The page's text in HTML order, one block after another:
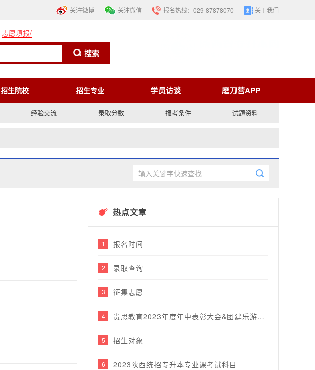
关注微博 关注微信 报名热线： 029-87878070 关于我们
志愿填报/
搜索
招生院校 招生专业 学员访谈 磨刀营APP
经验交流 录取分数 报考条件 试题资料
热点文章
1 报名时间
2 录取查询
3 征集志愿
4 贵思教育2023年度年中表彰大会&团建乐游行圆满完成！
5 招生对象
6 2023陕西统招专升本专业课考试科目